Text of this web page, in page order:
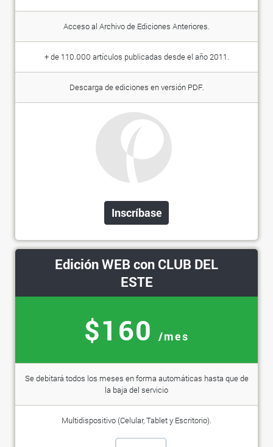
Acceso al Archivo de Ediciones Anteriores.
+ de 110.000 artículos publicadas desde el año 2011.
Descarga de ediciones en versión PDF.
Inscríbase
Edición WEB con CLUB DEL
ESTE
$160 /mes
Se debitará todos los meses en forma automáticas hasta que de
la baja del servicio
Multidispositivo (Celular, Tablet y Escritorio).